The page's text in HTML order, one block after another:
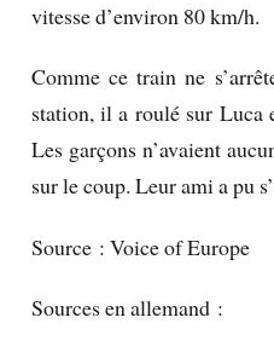
vitesse d’environ 80 km/h.
Comme ce train ne
station, il a roulé sur Luca
Les garçons n’avaient
sur le coup. Leur ami a pu
Source : Voice of Europe
Sources en allemand :